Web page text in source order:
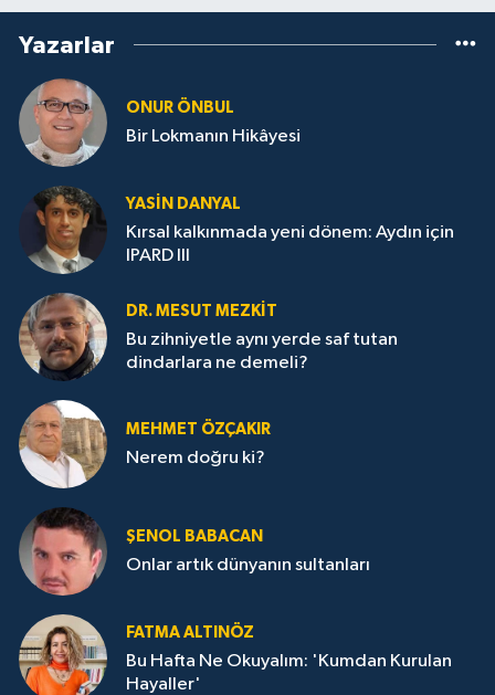
Yazarlar
ONUR ÖNBUL
Bir Lokmanın Hikâyesi
YASIN DANYAL
Kırsal kalkınmada yeni dönem: Aydın için
IPARD III
DR. MESUT MEZKIT
Bu zihniyetle aynı yerde saf tutan
dindarlara ne demeli?
MEHMET ÖZÇAKIR
Nerem doğru ki?
ŞENOL BABACAN
Onlar artık dünyanın sultanları
FATMA ALTINÖZ
Bu Hafta Ne Okuyalım: 'Kumdan Kurulan
Hayaller'